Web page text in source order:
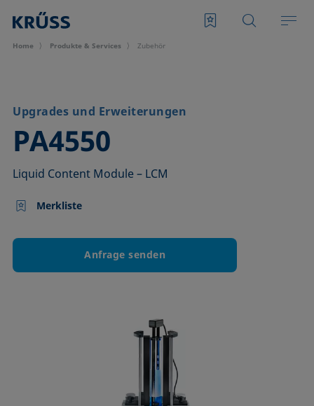
Home Produkte & Services Zubehör
Upgrades und Erweiterungen
PA4550
–
Liquid Content Module – LCM
Merkliste
Anfrage senden